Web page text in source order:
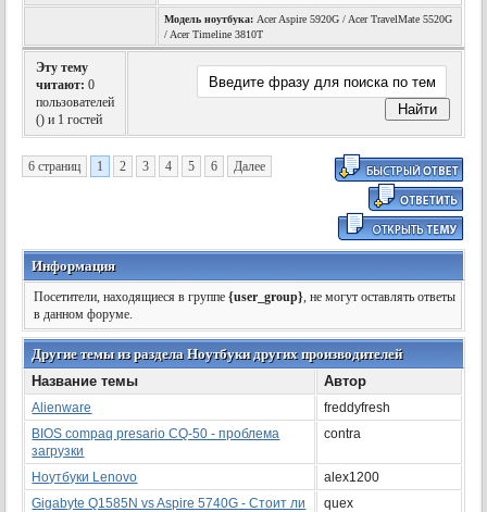
Модель ноутбука: Acer Aspire 5920G / Acer TravelMate 5520G
/ Acer Timeline 3810T
Эту тему
читают: 0
пользователей
() и 1 гостей
6 страниц 1 2 3 4 5 6 Далее
Информация
Посетители, находящиеся в группе{user_group}, не могут оставлять ответы
в данном форуме.
Другие темы из раздела Ноутбуки других производителей
Название темы
Автор
Alienware
freddyfresh
BIOS compaq presario CQ-50 - проблема
загрузки
contra
Ноутбуки Lenovo
alex1200
Gigabyte Q1585N vs Aspire 5740G - Стоит ли
quex